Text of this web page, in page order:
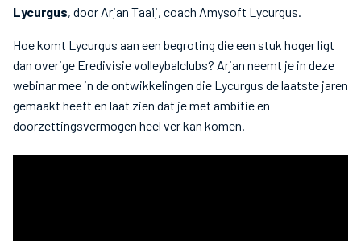
Lycurgus, door Arjan Taaij, coach Amysoft Lycurgus.
Hoe komt Lycurgus aan een begroting die een stuk hoger ligt
dan overige Eredivisie volleybalclubs? Arjan neemt je in deze
webinar mee in de ontwikkelingen die Lycurgus de laatste jaren
gemaakt heeft en laat zien dat je met ambitie en
doorzettingsvermogen heel ver kan komen.